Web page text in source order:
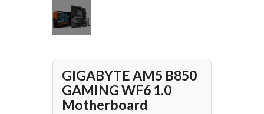
GIGABYTE AM5 B850
GAMING WF6 1.0
Motherboard